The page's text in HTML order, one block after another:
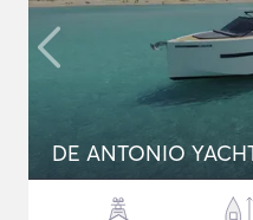
DE ANTONIO